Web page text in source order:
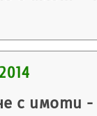
с имоти